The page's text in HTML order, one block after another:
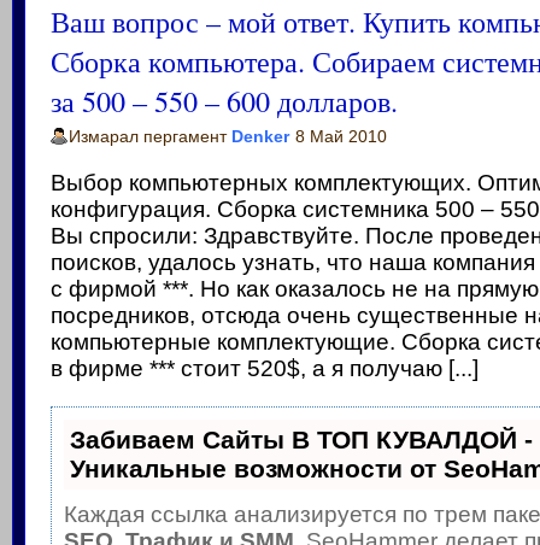
Ваш вопрос – мой ответ. Купить
Сборка компьютера. Собираем
за 500 – 550 – 600 долларов.
Измарал пергамент Denker 8 Май 2010
Выбор компьютерных комплектующих.
конфигурация. Сборка системника 500 –
Вы спросили: Здравствуйте. После
поисков, удалось узнать, что наша
с фирмой ***. Но как оказалось не на
посредников, отсюда очень существенные
компьютерные комплектующие. Сборка
в фирме *** стоит 520$, а я получаю [...]
Забиваем Сайты В ТОП КУВАЛДОЙ -
Уникальные возможности от
Каждая ссылка анализируется по трем